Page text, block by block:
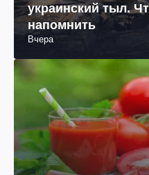
украинский тыл.
напомнить
Вчера